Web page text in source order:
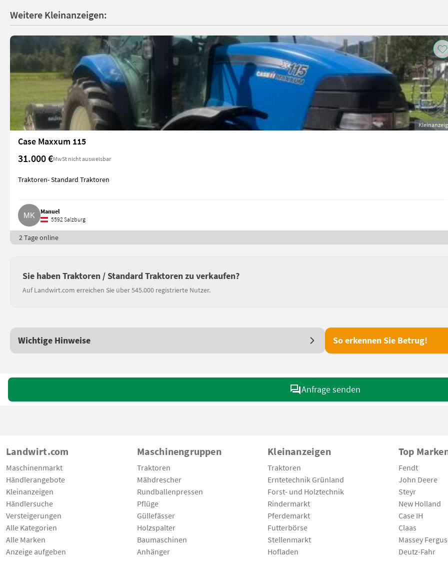
Weitere Kleinanzeigen:
Case Maxxum 115
31.000 €MwSt nicht ausweisbar
Traktoren- Standard Traktoren
Manuel
5592 Salzburg
2 Tage online
Sie haben Traktoren / Standard Traktoren zu verkaufen?
Auf Landwirt.com erreichen Sie über 545.000 registrierte Nutzer.
Wichtige Hinweise So erkennen Sie Betrug!
Anfrage senden
Landwirt.com
Maschinenmarkt
Händlerangebote
Kleinanzeigen
Händlersuche
Versteigerungen
Alle Kategorien
Alle Marken
Anzeige aufgeben
Maschinengruppen
Traktoren
Mähdrescher
Rundballenpressen
Pflüge
Güllefässer
Holzspalter
Baumaschinen
Anhänger
Kleinanzeigen
Traktoren
Erntetechnik Grünland
Forst- und Holztechnik
Rindermarkt
Pferdemarkt
Futterbörse
Stellenmarkt
Hofladen
Top
Fendt
John Deere
Steyr
New Holland
Case IH
Claas
Massey
Deutz-Fahr